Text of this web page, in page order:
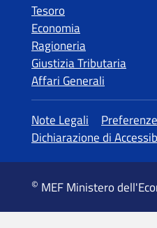
Tesoro
Economia
Ragioneria
Giustizia Tributaria
Affari Generali
MEF Ministero